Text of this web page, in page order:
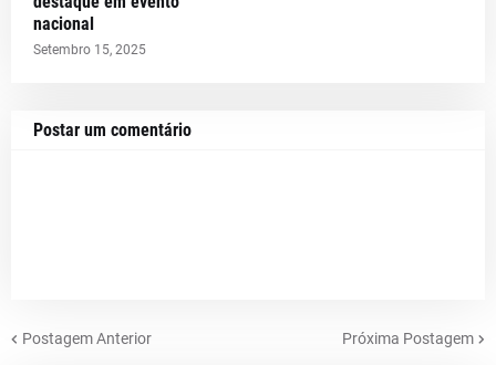
nacional
Setembro 15, 2025
Postar um comentário
Postagem Anterior Próxima Postagem